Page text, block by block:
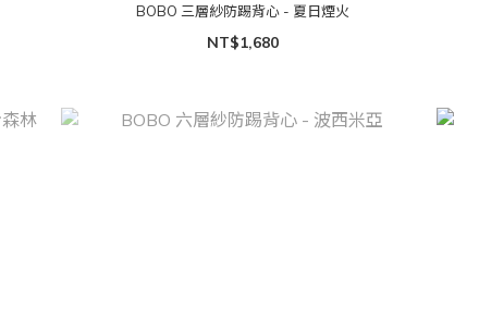
BOBO 三層紗防踢背心 - 夏日煙火
NT$1,680